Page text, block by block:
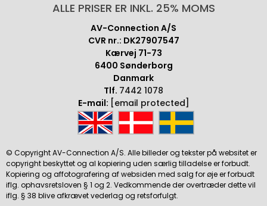
ALLE PRISER ER INKL. 25% MOMS
AV-Connection A/S
CVR nr.: DK27907547
Kærvej 71-73
6400 Sønderborg
Danmark
Tlf. 7442 1078
E-mail: [email protected]
© Copyright AV-Connection A/S. Alle billeder og tekster på websitet er
copyright beskyttet og al kopiering uden særlig tilladelse er forbudt.
Kopiering og affotografering af websiden med salg for øje er forbudt
iflg. ophavsretsloven § 1 og 2. Vedkommende der overtræder dette vil
iflg. § 38 blive afkrævet vederlag og retsforfulgt.